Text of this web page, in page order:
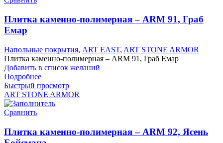
Плитка каменно-полимерная – ARM 91, Граб
Емар
Напольные покрытия, ART EAST, ART STONE ARMOR
Плитка каменно-полимерная – ARM 91, Граб Емар
Добавить в список желаний
Подробнее
Быстрый просмотр
ART STONE ARMOR
Сравнить
Плитка каменно-полимерная – ARM 92, Ясень